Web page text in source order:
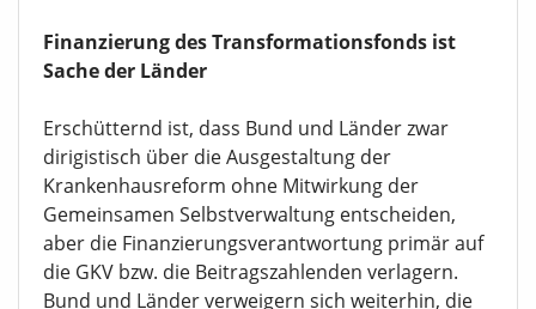
Finanzierung des Transformationsfonds ist
Sache der Länder
Erschütternd ist, dass Bund und Länder zwar
dirigistisch über die Ausgestaltung der
Krankenhausreform ohne Mitwirkung der
Gemeinsamen Selbstverwaltung entscheiden,
aber die Finanzierungsverantwortung primär auf
die GKV bzw. die Beitragszahlenden verlagern.
Bund und Länder verweigern sich weiterhin, die